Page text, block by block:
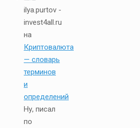
ilya.purtov -
invest4all.ru
на
Криптовалюта
— словарь
терминов
и
определений
Ну, писал
по